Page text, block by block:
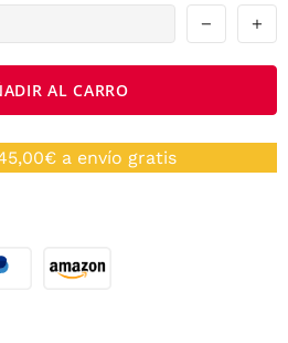
AL CARRO
a envío gratis